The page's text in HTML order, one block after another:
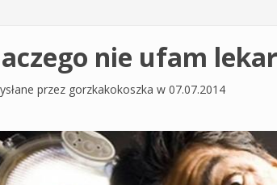
nie ufam
przez gorzkakokoszka w 07.07.2014